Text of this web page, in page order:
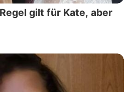
gilt für Kate, aber